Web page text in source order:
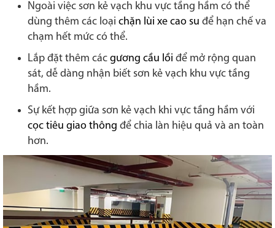
Ngoài việc sơn kẻ vạch khu vực tầng hầm có thể
dùng thêm các loại chặn lùi xe cao su để hạn chế va
chạm hết mức có thể.
Lắp đặt thêm các gương cầu lồi để mở rộng quan
sát, dễ dàng nhận biết sơn kẻ vạch khu vực tầng
hầm.
Sự kết hợp giữa sơn kẻ vạch khi vực tầng hầm với
cọc tiêu giao thông để chia làn hiệu quả và an toàn
hơn.